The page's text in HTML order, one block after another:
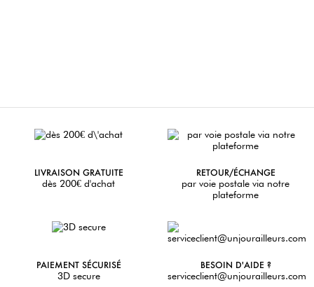
LIVRAISON GRATUITE
dès 200€ d'achat
RETOUR/ÉCHANGE
par voie postale via notre
plateforme
PAIEMENT SÉCURISÉ
3D secure
BESOIN D'AIDE ?
serviceclient@unjourailleurs.com